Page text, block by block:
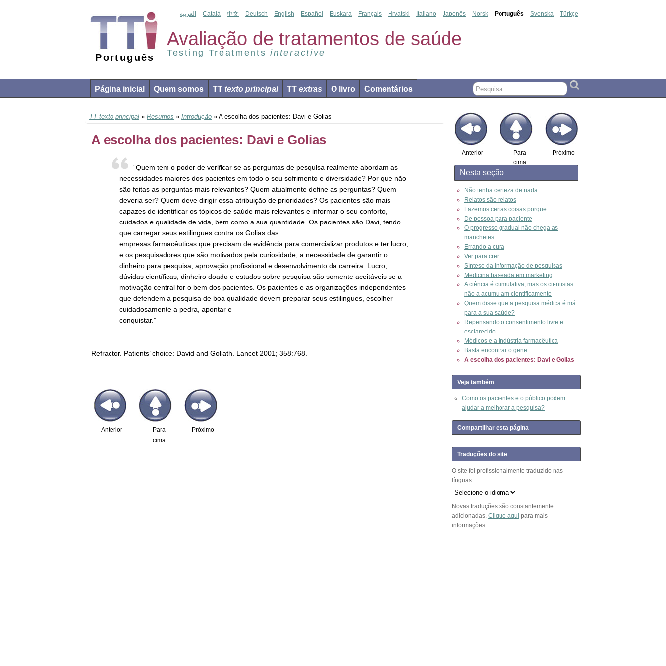
Português
Avaliação de tratamentos de saúde
Testing Treatmentsinteractive
العربية Català 中文 Deutsch English Español Euskara Français Hrvatski Italiano Japonês Norsk Português Svenska Türkçe
Página inicial Quem somos TT texto principal TT extras O livro Comentários
TT texto principal » Resumos » Introdução » A escolha dos pacientes: Davi e Golias
A escolha dos pacientes: Davi e Golias
“Quem tem o poder de verificar se as perguntas de pesquisa realmente abordam as
necessidades maiores dos pacientes em todo o seu sofrimento e diversidade? Por que não
são feitas as perguntas mais relevantes? Quem atualmente define as perguntas? Quem
deveria ser? Quem deve dirigir essa atribuição de prioridades? Os pacientes são mais
capazes de identificar os tópicos de saúde mais relevantes e informar o seu conforto,
cuidados e qualidade de vida, bem como a sua quantidade. Os pacientes são Davi, tendo
que carregar seus estilingues contra os Golias das
empresas farmacêuticas que precisam de evidência para comercializar produtos e ter lucro,
e os pesquisadores que são motivados pela curiosidade, a necessidade de garantir o
dinheiro para pesquisa, aprovação profissional e desenvolvimento da carreira. Lucro,
dúvidas científicas, dinheiro doado e estudos sobre pesquisa são somente aceitáveis se a
motivação central for o bem dos pacientes. Os pacientes e as organizações independentes
que defendem a pesquisa de boa qualidade devem preparar seus estilingues, escolher
cuidadosamente a pedra, apontar e
conquistar.”
Refractor. Patients’ choice: David and Goliath. Lancet 2001; 358:768.
Para
cima
Anterior Próximo
Para
cima
Anterior Próximo
Nesta seção
Não tenha certeza de nada
Relatos são relatos
Fazemos certas coisas porque...
De pessoa para paciente
O progresso gradual não chega as
manchetes
Errando a cura
Ver para crer
Síntese da informação de pesquisas
Medicina baseada em marketing
A ciência é cumulativa, mas os cientistas
não a acumulam cientificamente
Quem disse que a pesquisa médica é má
para a sua saúde?
Repensando o consentimento livre e
esclarecido
Médicos e a indústria farmacêutica
Basta encontrar o gene
A escolha dos pacientes: Davi e Golias
Veja também
Como os pacientes e o público podem
ajudar a melhorar a pesquisa?
Compartilhar esta página
Traduções do site
O site foi profissionalmente traduzido nas
línguas
Novas traduções são constantemente
adicionadas. Clique aqui para mais
informações.